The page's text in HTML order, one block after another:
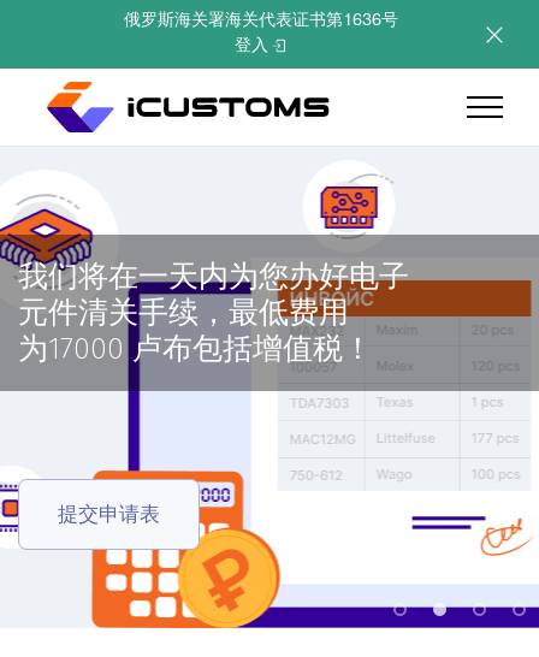
俄罗斯海关署海关代表证书第1636号
登入
主页
服务
关于我们
俄文版
我们将在一天内为您办好电子
元件清关手续，最低费用
为17000 卢布包括增值税！
提交申请表